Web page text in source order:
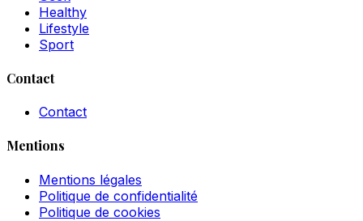
Healthy
Lifestyle
Sport
Contact
Contact
Mentions
Mentions légales
Politique de confidentialité
Politique de cookies